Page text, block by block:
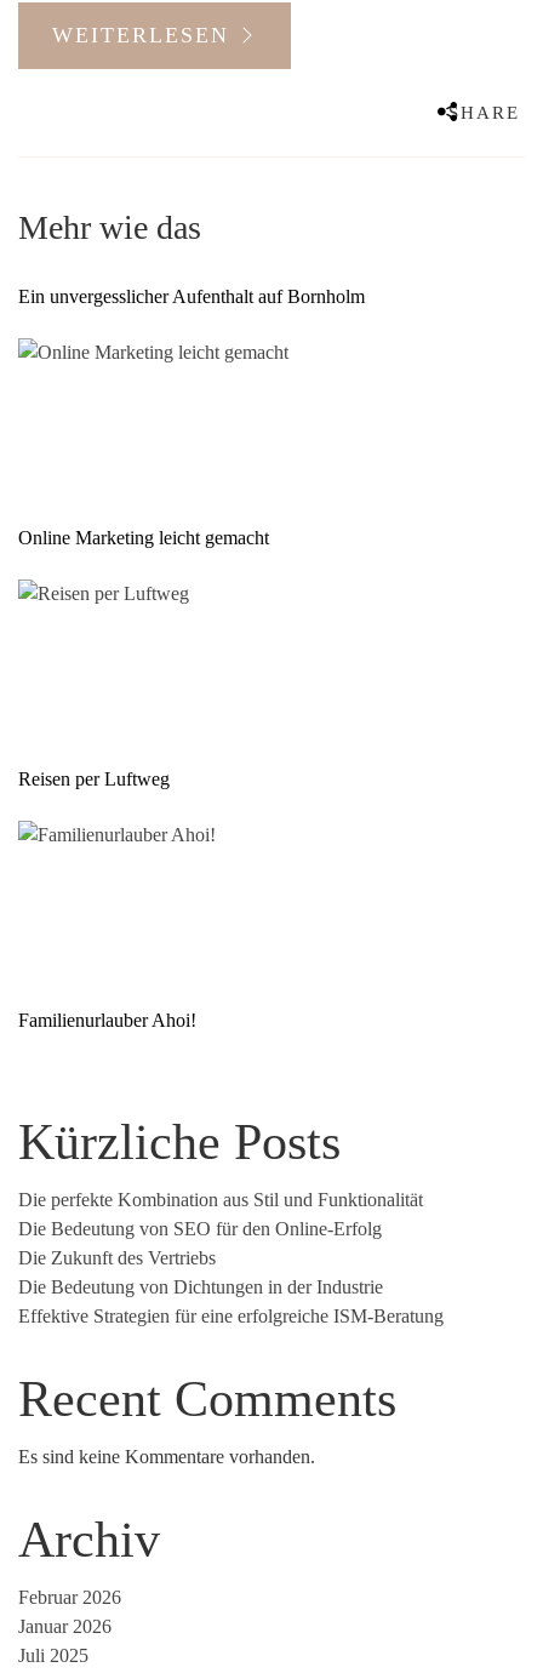
WEITERLESEN
SHARE
Mehr wie das
Ein unvergesslicher Aufenthalt auf Bornholm
Online Marketing leicht gemacht
Reisen per Luftweg
Familienurlauber Ahoi!
Kürzliche Posts
Die perfekte Kombination aus Stil und Funktionalität
Die Bedeutung von SEO für den Online-Erfolg
Die Zukunft des Vertriebs
Die Bedeutung von Dichtungen in der Industrie
Effektive Strategien für eine erfolgreiche ISM-Beratung
Recent Comments
Es sind keine Kommentare vorhanden.
Archiv
Februar 2026
Januar 2026
Juli 2025